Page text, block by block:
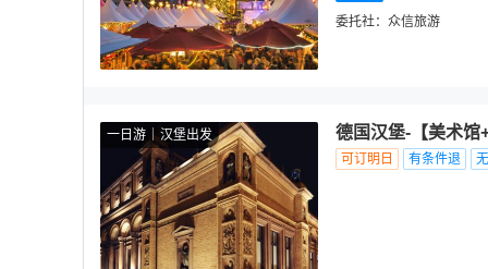
委托社： 众信旅游
一日游 汉堡出发 德国汉堡-【美术馆
可订明日 有条件退